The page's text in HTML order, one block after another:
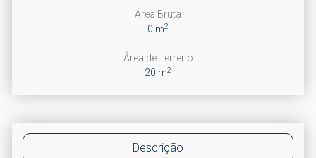
Área Bruta
0 m2
Área de Terreno
20 m2
Descrição